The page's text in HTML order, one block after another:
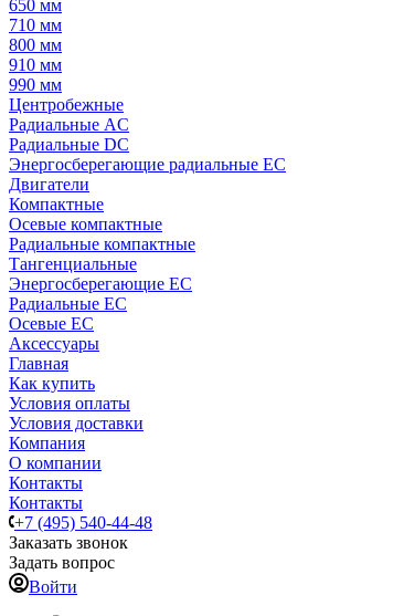
650 мм
710 мм
800 мм
910 мм
990 мм
Центробежные
Радиальные AC
Радиальные DC
Энергосберегающие радиальные EC
Двигатели
Компактные
Осевые компактные
Радиальные компактные
Тангенциальные
Энергосберегающие EC
Радиальные EC
Осевые EC
Аксессуары
Главная
Как купить
Условия оплаты
Условия доставки
Компания
О компании
Контакты
Контакты
+7 (495) 540-44-48
Заказать звонок
Задать вопрос
Войти